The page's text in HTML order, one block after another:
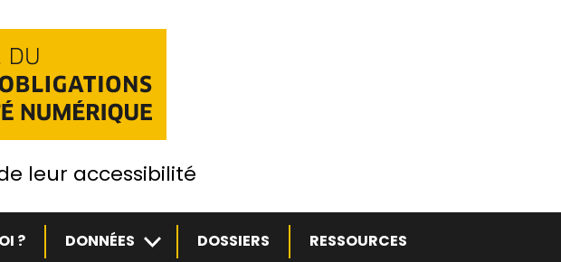
leur accessibilité
? DONNÉES Sous-menuDOSSIERS RESSOURCES